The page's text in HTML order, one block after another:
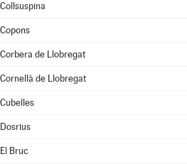
Collsuspina
Copons
Corbera de Llobregat
Cornellà de Llobregat
Cubelles
Dosrius
El Bruc